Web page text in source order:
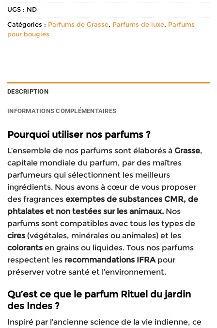
UGS : ND
Catégories : Parfums de Grasse, Parfums de luxe, Parfums
pour bougies
DESCRIPTION
INFORMATIONS COMPLÉMENTAIRES
Pourquoi utiliser nos parfums ?
L’ensemble de nos parfums sont élaborés à Grasse,
capitale mondiale du parfum, par des maîtres
parfumeurs qui sélectionnent les meilleurs
ingrédients. Nous avons à cœur de vous proposer
des fragrances exemptes de substances CMR, de
phtalates et non testées sur les animaux. Nos
parfums sont compatibles avec tous les types de
cires (végétales, minérales ou animales) et les
colorants en grains ou liquides. Tous nos parfums
respectent les recommandations IFRApour
préserver votre santé et l’environnement.
Qu’est ce que le parfum Rituel du jardin
des Indes ?
Inspiré par l’ancienne science de la vie indienne, ce